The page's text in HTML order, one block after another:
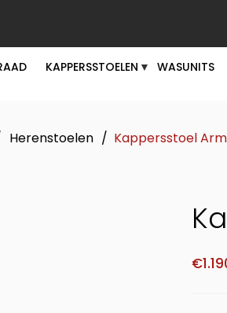
KAPPERSSTOELEN ▼ WASUNITS
Herenstoelen / Kappersstoel
€